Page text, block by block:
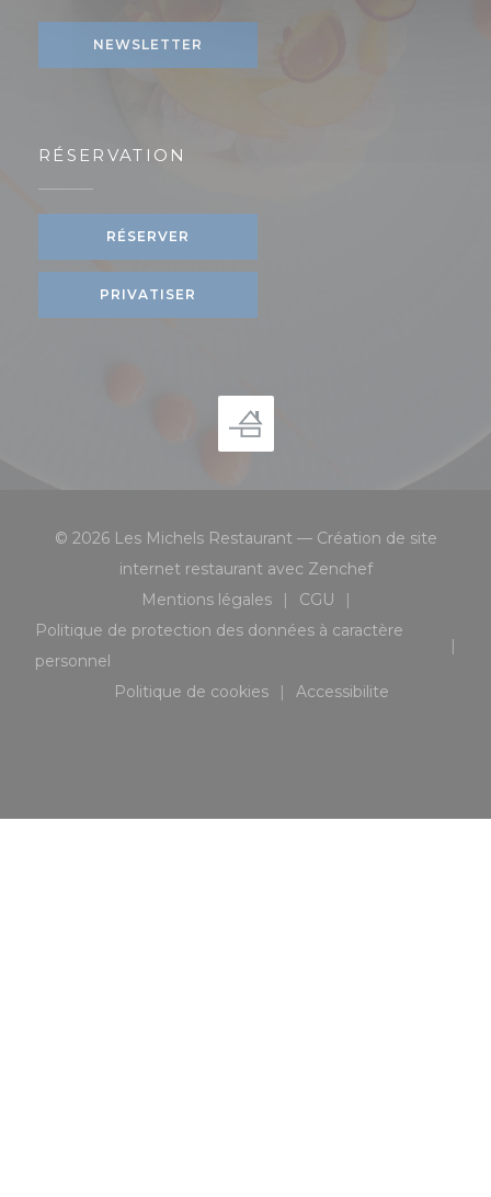
NEWSLETTER
RÉSERVATION
RÉSERVER
PRIVATISER
© 2026 Les Michels Restaurant — Création de site
internet restaurant avec Zenchef((ouvre une
Mentions légales
((ouvre une nouvelle fenêtre))
CGU
((ouvre une
Politique de protection des données à caractère
personnel
((ouvre une nouvelle fenêtre))
Politique de cookies
((ouvre une nouvelle fenêtre))
Accessibilite